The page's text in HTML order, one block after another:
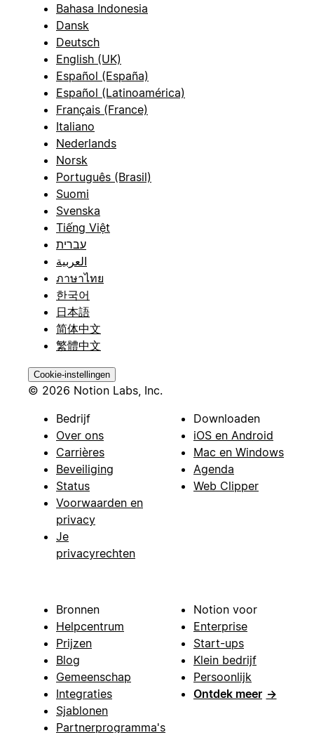
Bahasa Indonesia
Dansk
Deutsch
English (UK)
Español (España)
Español (Latinoamérica)
Français (France)
Italiano
Nederlands
Norsk
Português (Brasil)
Suomi
Svenska
Tiếng Việt
עברית
العربية
ภาษาไทย
한국어
日本語
简体中文
繁體中文
Cookie-instellingen
© 2026 Notion Labs, Inc.
Bedrijf
Over ons
Carrières
Beveiliging
Status
Voorwaarden en
privacy
Je
privacyrechten
Downloaden
iOS en Android
Mac en Windows
Agenda
Web Clipper
Bronnen
Helpcentrum
Prijzen
Blog
Gemeenschap
Integraties
Sjablonen
Partnerprogramma's
Notion voor
Enterprise
Start-ups
Klein bedrijf
Persoonlijk
Ontdek meer →